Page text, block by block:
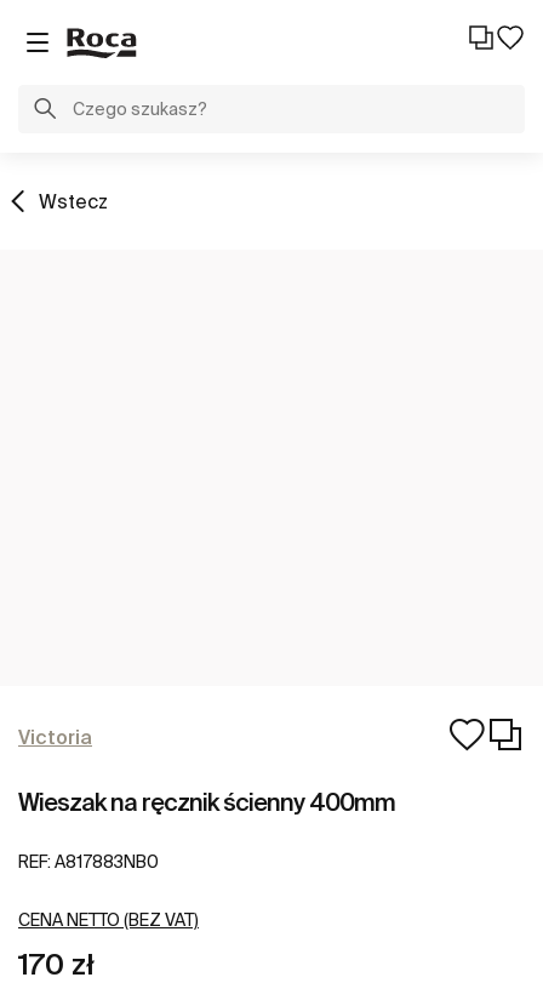
Wstecz
Victoria
Wieszak na ręcznik ścienny 400mm
REF: A817883NB0
CENA NETTO (BEZ VAT)
170 zł